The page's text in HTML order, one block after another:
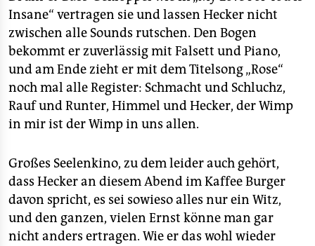
Insane“ vertragen sie und lassen Hecker nicht
zwischen alle Sounds rutschen. Den Bogen
bekommt er zuverlässig mit Falsett und Piano,
und am Ende zieht er mit dem Titelsong „Rose“
noch mal alle Register: Schmacht und Schluchz,
Rauf und Runter, Himmel und Hecker, der Wimp
in mir ist der Wimp in uns allen.
Großes Seelenkino, zu dem leider auch gehört,
dass Hecker an diesem Abend im Kaffee Burger
davon spricht, es sei sowieso alles nur ein Witz,
und den ganzen, vielen Ernst könne man gar
nicht anders ertragen. Wie er das wohl wieder